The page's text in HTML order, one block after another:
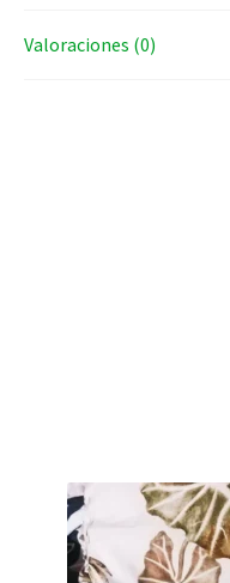
Valoraciones (0)